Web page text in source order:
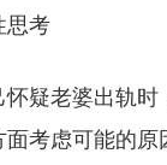
思考
怀疑老婆出轨
考虑可能的原